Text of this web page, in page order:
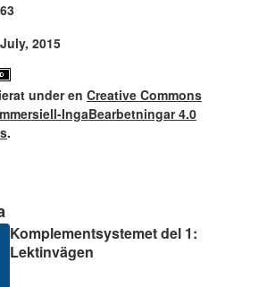
Komplementsystemet del 1:
Lektinvägen
2015
under en Creative Commons
IngaBearbetningar 4.0
.